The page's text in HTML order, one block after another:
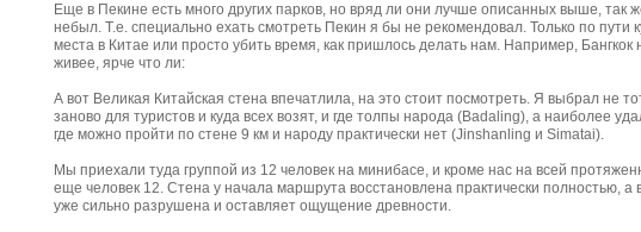
Еще в Пекине есть много других парков, но вряд ли они лучше описанных выше, так
небыл. Т.е. специально ехать смотреть Пекин я бы не рекомендовал. Только по пути
места в Китае или просто убить время, как пришлось делать нам. Например, Бангкок
живее, ярче что ли:
А вот Великая Китайская стена впечатлила, на это стоит посмотреть. Я выбрал не
заново для туристов и куда всех возят, и где толпы народа (Badaling), а наиболее
где можно пройти по стене 9 км и народу практически нет (Jinshanling и Simatai).
Мы приехали туда группой из 12 человек на минибасе, и кроме нас на всей
еще человек 12. Стена у начала маршрута восстановлена практически полностью, а
уже сильно разрушена и оставляет ощущение древности.